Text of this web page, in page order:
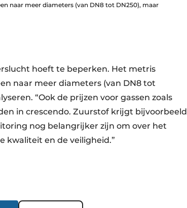
naar meer diameters (van DN8 tot DN250), maar
hoeft te beperken. Het metris
naar meer diameters (van DN8 tot
“Ook de prijzen voor gassen zoals
in crescendo. Zuurstof krijgt bijvoorbeeld
nog belangrijker zijn om over het
kwaliteit en de veiligheid.”